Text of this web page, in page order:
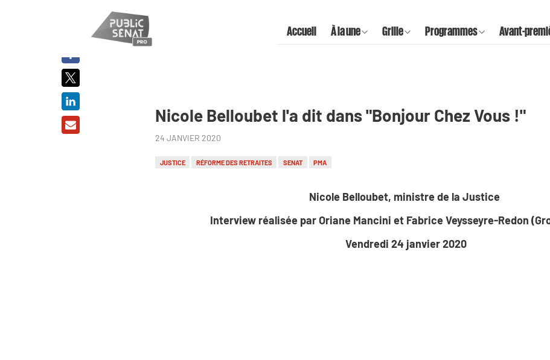
Accueil À la une Grille Programmes Avant-
Nicole Belloubet l'a dit dans "Bonjour Chez Vous !"
24 JANVIER 2020
JUSTICE RÉFORME DES RETRAITES SENAT PMA
Nicole Belloubet, ministre de la Justice
Interview réalisée par Oriane Mancini et Fabrice Veysseyre-Redon
Vendredi 24 janvier 2020